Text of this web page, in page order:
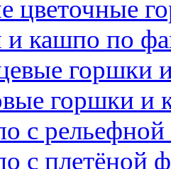
цветочные
кашпо по
горшки
горшки и
с рельефной
с плетёной